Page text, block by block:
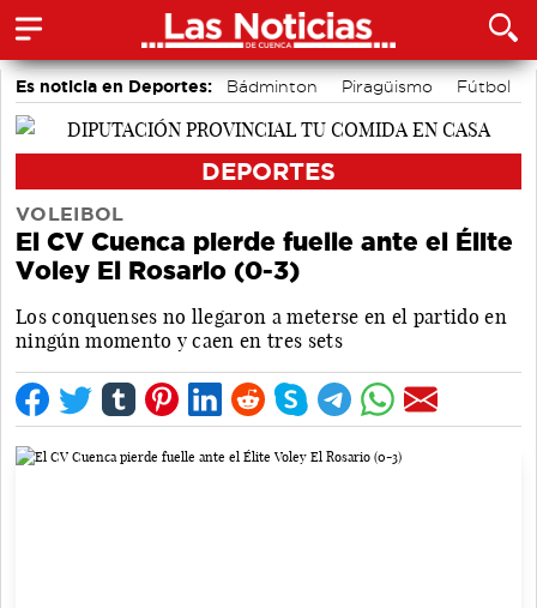
Es noticia en Deportes: Bádminton Piragüismo
Fútbol
Área de Deportes
DEPORTES
VOLEIBOL
El CV Cuenca pierde fuelle ante el Élite
Voley El Rosario (0-3)
Los conquenses no llegaron a meterse en el partido en
ningún momento y caen en tres sets